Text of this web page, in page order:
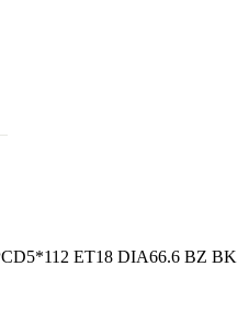
ET18 DIA66.6 BZ BK